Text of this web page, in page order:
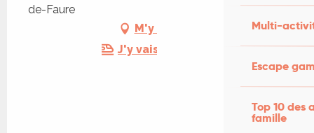
Multi-
Escape
Top 10 des
famille
de-Faure
M'y rendre
J'y vais en train !